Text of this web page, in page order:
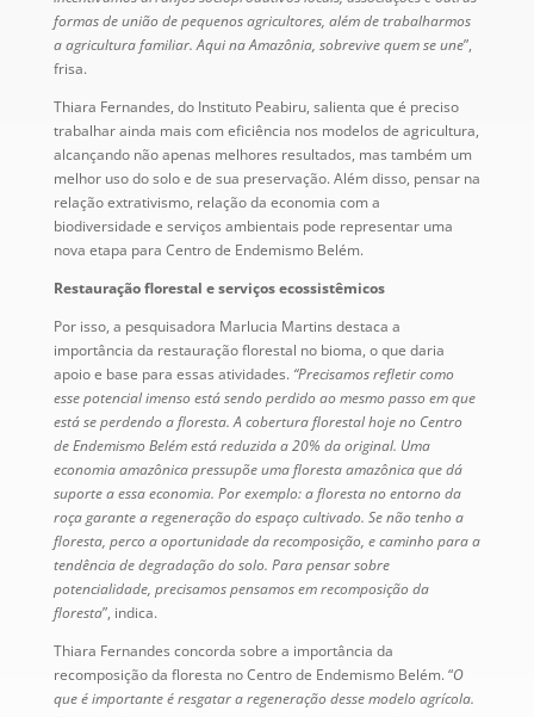
formas de união de pequenos agricultores, além de trabalharmos
a agricultura familiar. Aqui na Amazônia, sobrevive quem se une”,
frisa.
Thiara Fernandes, do Instituto Peabiru, salienta que é preciso
trabalhar ainda mais com eficiência nos modelos de agricultura,
alcançando não apenas melhores resultados, mas também um
melhor uso do solo e de sua preservação. Além disso, pensar na
relação extrativismo, relação da economia com a
biodiversidade e serviços ambientais pode representar uma
nova etapa para Centro de Endemismo Belém.
Restauração florestal e serviços ecossistêmicos
Por isso, a pesquisadora Marlucia Martins destaca a
importância da restauração florestal no bioma, o que daria
apoio e base para essas atividades. “Precisamos refletir como
esse potencial imenso está sendo perdido ao mesmo passo em que
está se perdendo a floresta. A cobertura florestal hoje no Centro
de Endemismo Belém está reduzida a 20% da original. Uma
economia amazônica pressupõe uma floresta amazônica que dá
suporte a essa economia. Por exemplo: a floresta no entorno da
roça garante a regeneração do espaço cultivado. Se não tenho a
floresta, perco a oportunidade da recomposição, e caminho para a
tendência de degradação do solo. Para pensar sobre
potencialidade, precisamos pensamos em recomposição da
floresta”, indica.
Thiara Fernandes concorda sobre a importância da
recomposição da floresta no Centro de Endemismo Belém. “O
que é importante é resgatar a regeneração desse modelo agrícola.